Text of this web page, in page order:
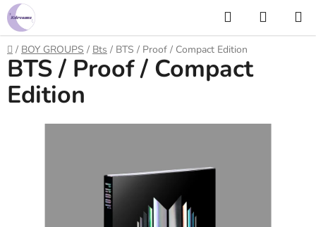
Prejsť
na
obsah
Hľadať
KOŠÍK
Domov
/ BOY GROUPS / Bts / BTS / Proof / Compact Edition
BTS / Proof / Compact
Edition